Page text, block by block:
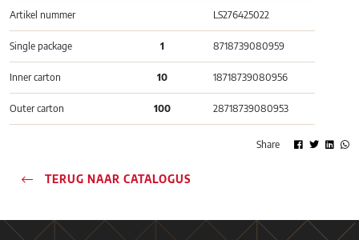
Artikel nummer LS276425022
Single package 1 8718739080959
Inner carton 10 18718739080956
Outer carton 100 28718739080953
Share
TERUG NAAR CATALOGUS